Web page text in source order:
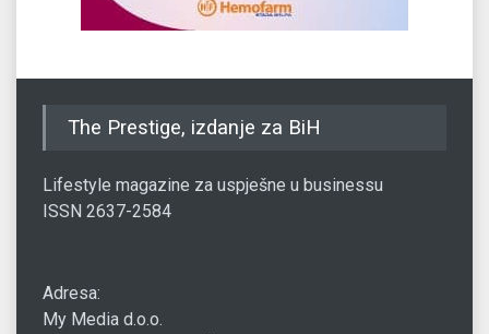
The Prestige, izdanje za BiH
Lifestyle magazine za uspješne u businessu
ISSN 2637-2584
Adresa:
My Media d.o.o.